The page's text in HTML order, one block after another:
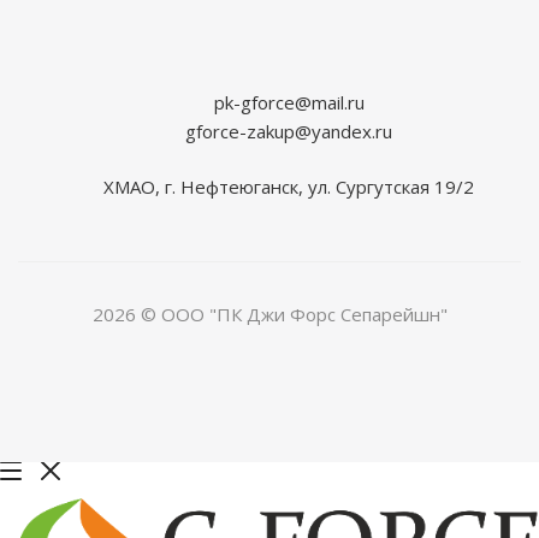
pk-gforce@mail.ru
gforce-zakup@yandex.ru
ХМАО, г. Нефтеюганск, ул. Сургутская 19/2
2026 © ООО "ПК Джи Форс Сепарейшн"